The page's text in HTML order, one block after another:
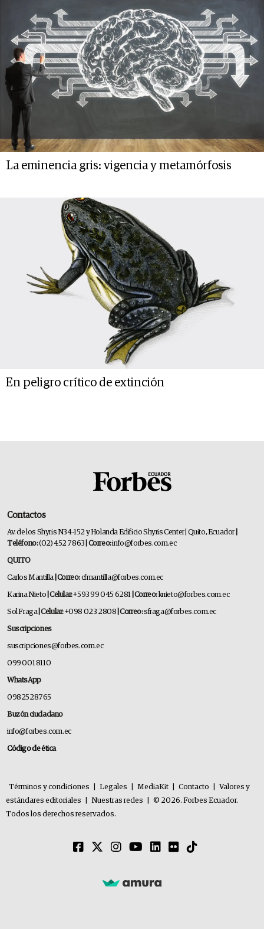
La eminencia gris: vigencia y metamórfosis
En peligro crítico de extinción
Contactos
Av. de los Shyris N34-152 y Holanda Edificio Shyris Center | Quito, Ecuador
Teléfono:(02) 452 7863 | Correo:info@forbes.com.ec
QUITO
Carlos Mantilla | Correo:cfmantilla@forbes.com.ec
Karina Nieto | Celular:+593 99 045 6281 | Correo:knieto@forbes.com.ec
Sol Fraga| Celular:+098 023 2808 | Correo:sfraga@forbes.com.ec
Suscripciones
suscripciones@forbes.com.ec
099 001 8110
WhatsApp
0982528765
Buzón ciudadano
info@forbes.com.ec
Código de ética
Términos y condiciones Legales MediaKit Contacto
Valores y
estándares editoriales
Nuestras redes
© 2026. Forbes Ecuador.
Todos los derechos reservados.